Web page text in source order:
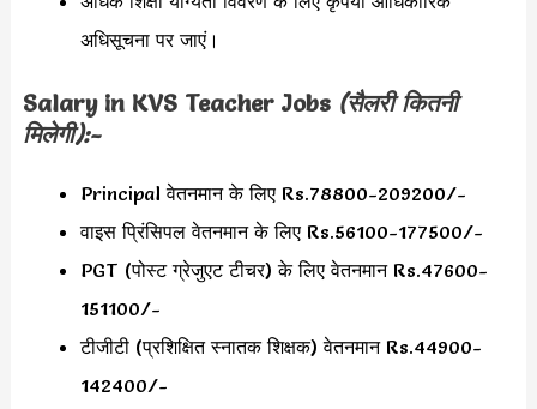
अधिसूचना पर जाएं।
Salary in KVS Teacher Jobs (सैलरी कितनी
मिलेगी):-
Principal वेतनमान के लिए Rs.78800-209200/-
वाइस प्रिंसिपल वेतनमान के लिए Rs.56100-177500/-
PGT (पोस्ट ग्रेजुएट टीचर) के लिए वेतनमान Rs.47600-
151100/-
टीजीटी (प्रशिक्षित स्नातक शिक्षक) वेतनमान Rs.44900-
142400/-